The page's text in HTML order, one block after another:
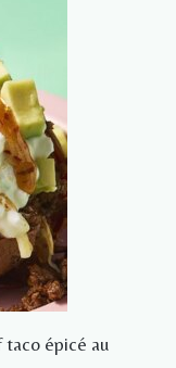
épicé au